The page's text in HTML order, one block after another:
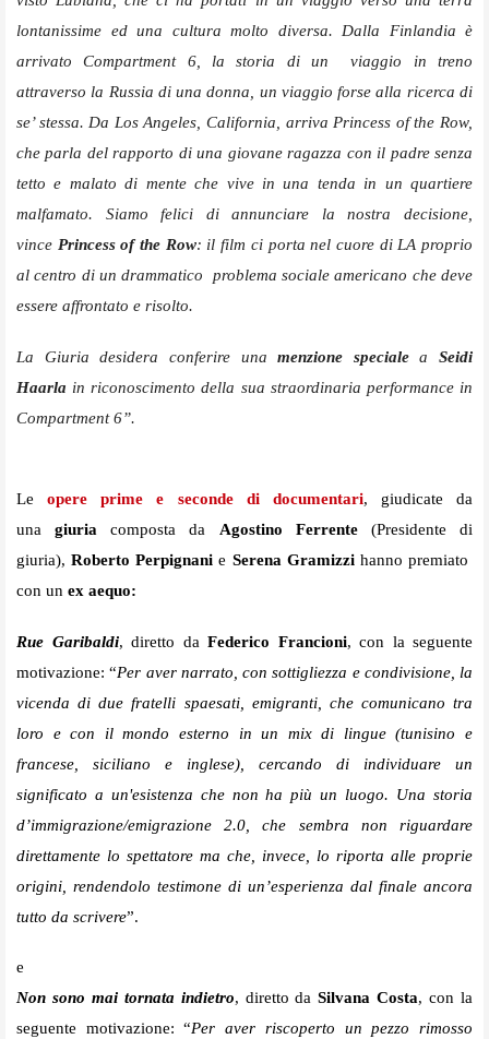
lontanissime ed una cultura molto diversa. Dalla Finlandia è
arrivato Compartment 6, la storia di un viaggio in treno
attraverso la Russia di una donna, un viaggio forse alla ricerca di
se’ stessa. Da Los Angeles, California, arriva Princess of the Row,
che parla del rapporto di una giovane ragazza con il padre senza
tetto e malato di mente che vive in una tenda in un quartiere
malfamato. Siamo felici di annunciare la nostra decisione,
vince Princess of the Row: il film ci porta nel cuore di LA proprio
al centro di un drammatico problema sociale americano che deve
essere affrontato e risolto.
La Giuria desidera conferire unamenzione specialea Seidi
Haarla in riconoscimento della sua straordinaria performance in
Compartment 6”.
Leopere prime e seconde di documentari, giudicate da
unagiuriacomposta da Agostino Ferrente(Presidente di
giuria),Roberto Perpignani e Serena Gramizzi hanno premiato
con un ex aequo:
Rue Garibaldi, diretto da Federico Francioni, con la seguente
motivazione: “Per aver narrato, con sottigliezza e condivisione, la
vicenda di due fratelli spaesati, emigranti, che comunicano tra
loro e con il mondo esterno in un mix di lingue (tunisino e
francese, siciliano e inglese), cercando di individuare un
significato a un'esistenza che non ha più un luogo. Una storia
d’immigrazione/emigrazione 2.0, che sembra non riguardare
direttamente lo spettatore ma che, invece, lo riporta alle proprie
origini, rendendolo testimone di un’esperienza dal finale ancora
tutto da scrivere”.
e
Non sono mai tornata indietro, diretto daSilvana Costa, con la
seguente motivazione: “Per aver riscoperto un pezzo rimosso